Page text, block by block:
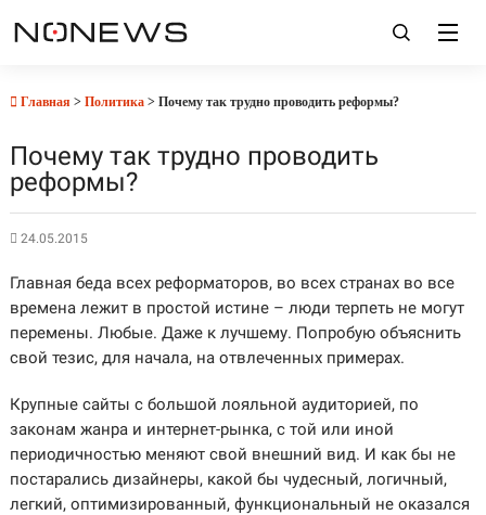
Главная > Политика> Почему так трудно проводить реформы?
Почему так трудно проводить
реформы?
24.05.2015
Главная беда всех реформаторов, во всех странах во все
времена лежит в простой истине – люди терпеть не могут
перемены. Любые. Даже к лучшему. Попробую объяснить
свой тезис, для начала, на отвлеченных примерах.
Крупные сайты с большой лояльной аудиторией, по
законам жанра и интернет-рынка, с той или иной
периодичностью меняют свой внешний вид. И как бы не
постарались дизайнеры, какой бы чудесный, логичный,
легкий, оптимизированный, функциональный не оказался